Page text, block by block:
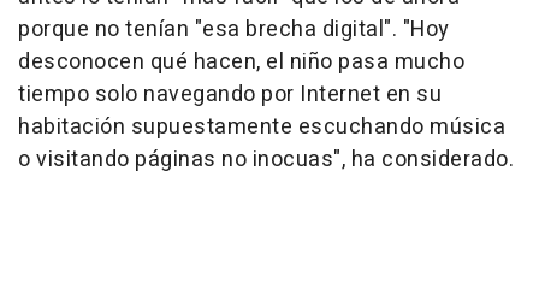
porque no tenían "esa brecha digital". "Hoy
desconocen qué hacen, el niño pasa mucho
tiempo solo navegando por Internet en su
habitación supuestamente escuchando música
o visitando páginas no inocuas", ha considerado.